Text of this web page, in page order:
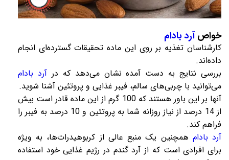
خواصآرد بادام
کارشناسان تغذیه بر روی این ماده تحقیقات گسترده‌ای انجام
داده‌اند.
بررسی نتایج به دست آمده نشان می‌دهد که درآرد بادام
می‌توانید با چربی‌های سالم، فیبر غذایی و پروتئین آشنا شوید.
آنها بر این باور هستند که 100 گرم از این ماده قادر است بیش
از 14 درصد از نیاز روزانه شما به پروتئین و 10 درصد به فیبر را
فراهم کند.
آرد بادام همچنین یک منبع عالی از کربوهیدرات‌ها، به ویژه
برای افرادی است که از آرد گندم در رژیم غذایی خود استفاده